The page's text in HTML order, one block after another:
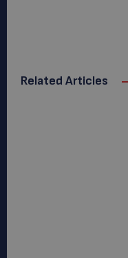
Related Articles